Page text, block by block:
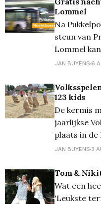
Lommel
Na
steun van
Lommel
polsbandje
vertrekken
festivaldag:
JAN BUYENS 6
123 kids
De kermis
jaarlijkse
plaats in
vanmiddag.
opdagen
traditie.
véél meer,
JAN BUYENS 3
Tom &
Wat een
'Leukste